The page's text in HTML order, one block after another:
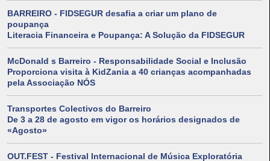
BARREIRO - FIDSEGUR desafia a criar um plano de
poupança
Literacia Financeira e Poupança: A Solução da FIDSEGUR
McDonald s Barreiro - Responsabilidade Social e Inclusão
Proporciona visita à KidZania a 40 crianças acompanhadas
pela Associação NÓS
Transportes Colectivos do Barreiro
De 3 a 28 de agosto em vigor os horários designados de
«Agosto»
OUT.FEST - Festival Internacional de Música Exploratória